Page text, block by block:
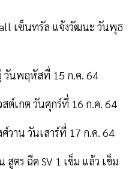
เซ็นทรัล แจ้งวัฒนะ วันพุธ
วันพฤหัสที่ 15 ก.ค. 64
ต์เกต วันศุกร์ที่ 16 ก.ค. 64
วาน วันเสาร์ที่ 17 ก.ค. 64
ตร ฉีด SV 1 เข็ม แล้ว เข็ม